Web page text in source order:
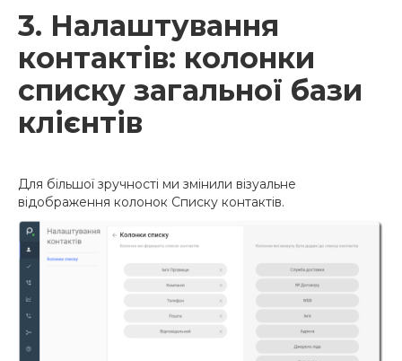
3. Налаштування
контактів: колонки
списку загальної бази
клієнтів
Для більшої зручності ми змінили візуальне
відображення колонок Списку контактів.